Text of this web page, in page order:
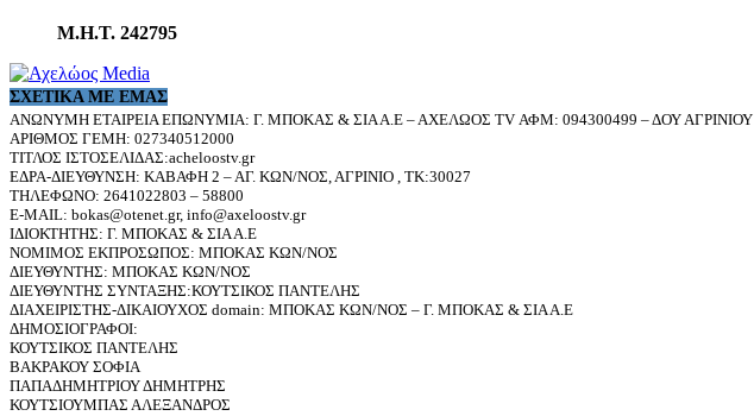
Μ.Η.Τ. 242795
ΣΧΕΤΙΚΆ ΜΕ ΕΜΆΣ
ΑΝΩΝΥΜΗ ΕΤΑΙΡΕΙΑ ΕΠΩΝΥΜΙΑ: Γ. ΜΠΟΚΑΣ & ΣΙΑ Α.Ε – ΑΧΕΛΩΟΣ TV ΑΦΜ: 094300499 – ΔΟΥ ΑΓΡΙΝΙΟΥ
ΑΡΙΘΜΟΣ ΓΕΜΗ: 027340512000
ΤΙΤΛΟΣ ΙΣΤΟΣΕΛΙΔΑΣ:acheloostv.gr
ΕΔΡΑ-ΔΙΕΥΘΥΝΣΗ: ΚΑΒΑΦΗ 2 – ΑΓ. ΚΩΝ/ΝΟΣ, ΑΓΡΙΝΙΟ , ΤΚ:30027
ΤΗΛΕΦΩΝΟ: 2641022803 – 58800
E-MAIL: bokas@otenet.gr, info@axeloostv.gr
ΙΔΙΟΚΤΗΤΗΣ: Γ. ΜΠΟΚΑΣ & ΣΙΑ Α.Ε
ΝΟΜΙΜΟΣ ΕΚΠΡΟΣΩΠΟΣ: ΜΠΟΚΑΣ ΚΩΝ/ΝΟΣ
ΔΙΕΥΘΥΝΤΗΣ: ΜΠΟΚΑΣ ΚΩΝ/ΝΟΣ
ΔΙΕΥΘΥΝΤΗΣ ΣΥΝΤΑΞΗΣ:ΚΟΥΤΣΙΚΟΣ ΠΑΝΤΕΛΗΣ
ΔΙΑΧΕΙΡΙΣΤΗΣ-ΔΙΚΑΙΟΥΧΟΣ domain: ΜΠΟΚΑΣ ΚΩΝ/ΝΟΣ – Γ. ΜΠΟΚΑΣ & ΣΙΑ Α.Ε
ΔΗΜΟΣΙΟΓΡΑΦΟΙ:
ΚΟΥΤΣΙΚΟΣ ΠΑΝΤΕΛΗΣ
ΒΑΚΡΑΚΟΥ ΣΟΦΙΑ
ΠΑΠΑΔΗΜΗΤΡΙΟΥ ΔΗΜΗΤΡΗΣ
ΚΟΥΤΣΙΟΥΜΠΑΣ ΑΛΕΞΑΝΔΡΟΣ